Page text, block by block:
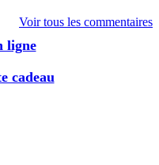
Voir tous les commentaires
ligne
cadeau